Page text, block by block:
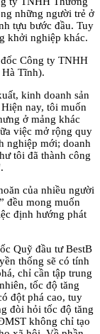
những người trẻ ở
tựu bước đầu. Tuy
khởi nghiệp khác.
Công ty TNHH
Tĩnh).
kinh doanh sản
nay, tôi muốn
ở mảng khác
việc mở rộng quy
nghiệp mới; doanh
tôi đã thành công
của nhiều người
đều mong muốn
định hướng phát
Quỹ đầu tư BestB
thống sẽ có tính
chỉ cần tập trung
tốc độ tăng
đột phá cao, tuy
đòi hỏi tốc độ tăng
không chỉ tạo